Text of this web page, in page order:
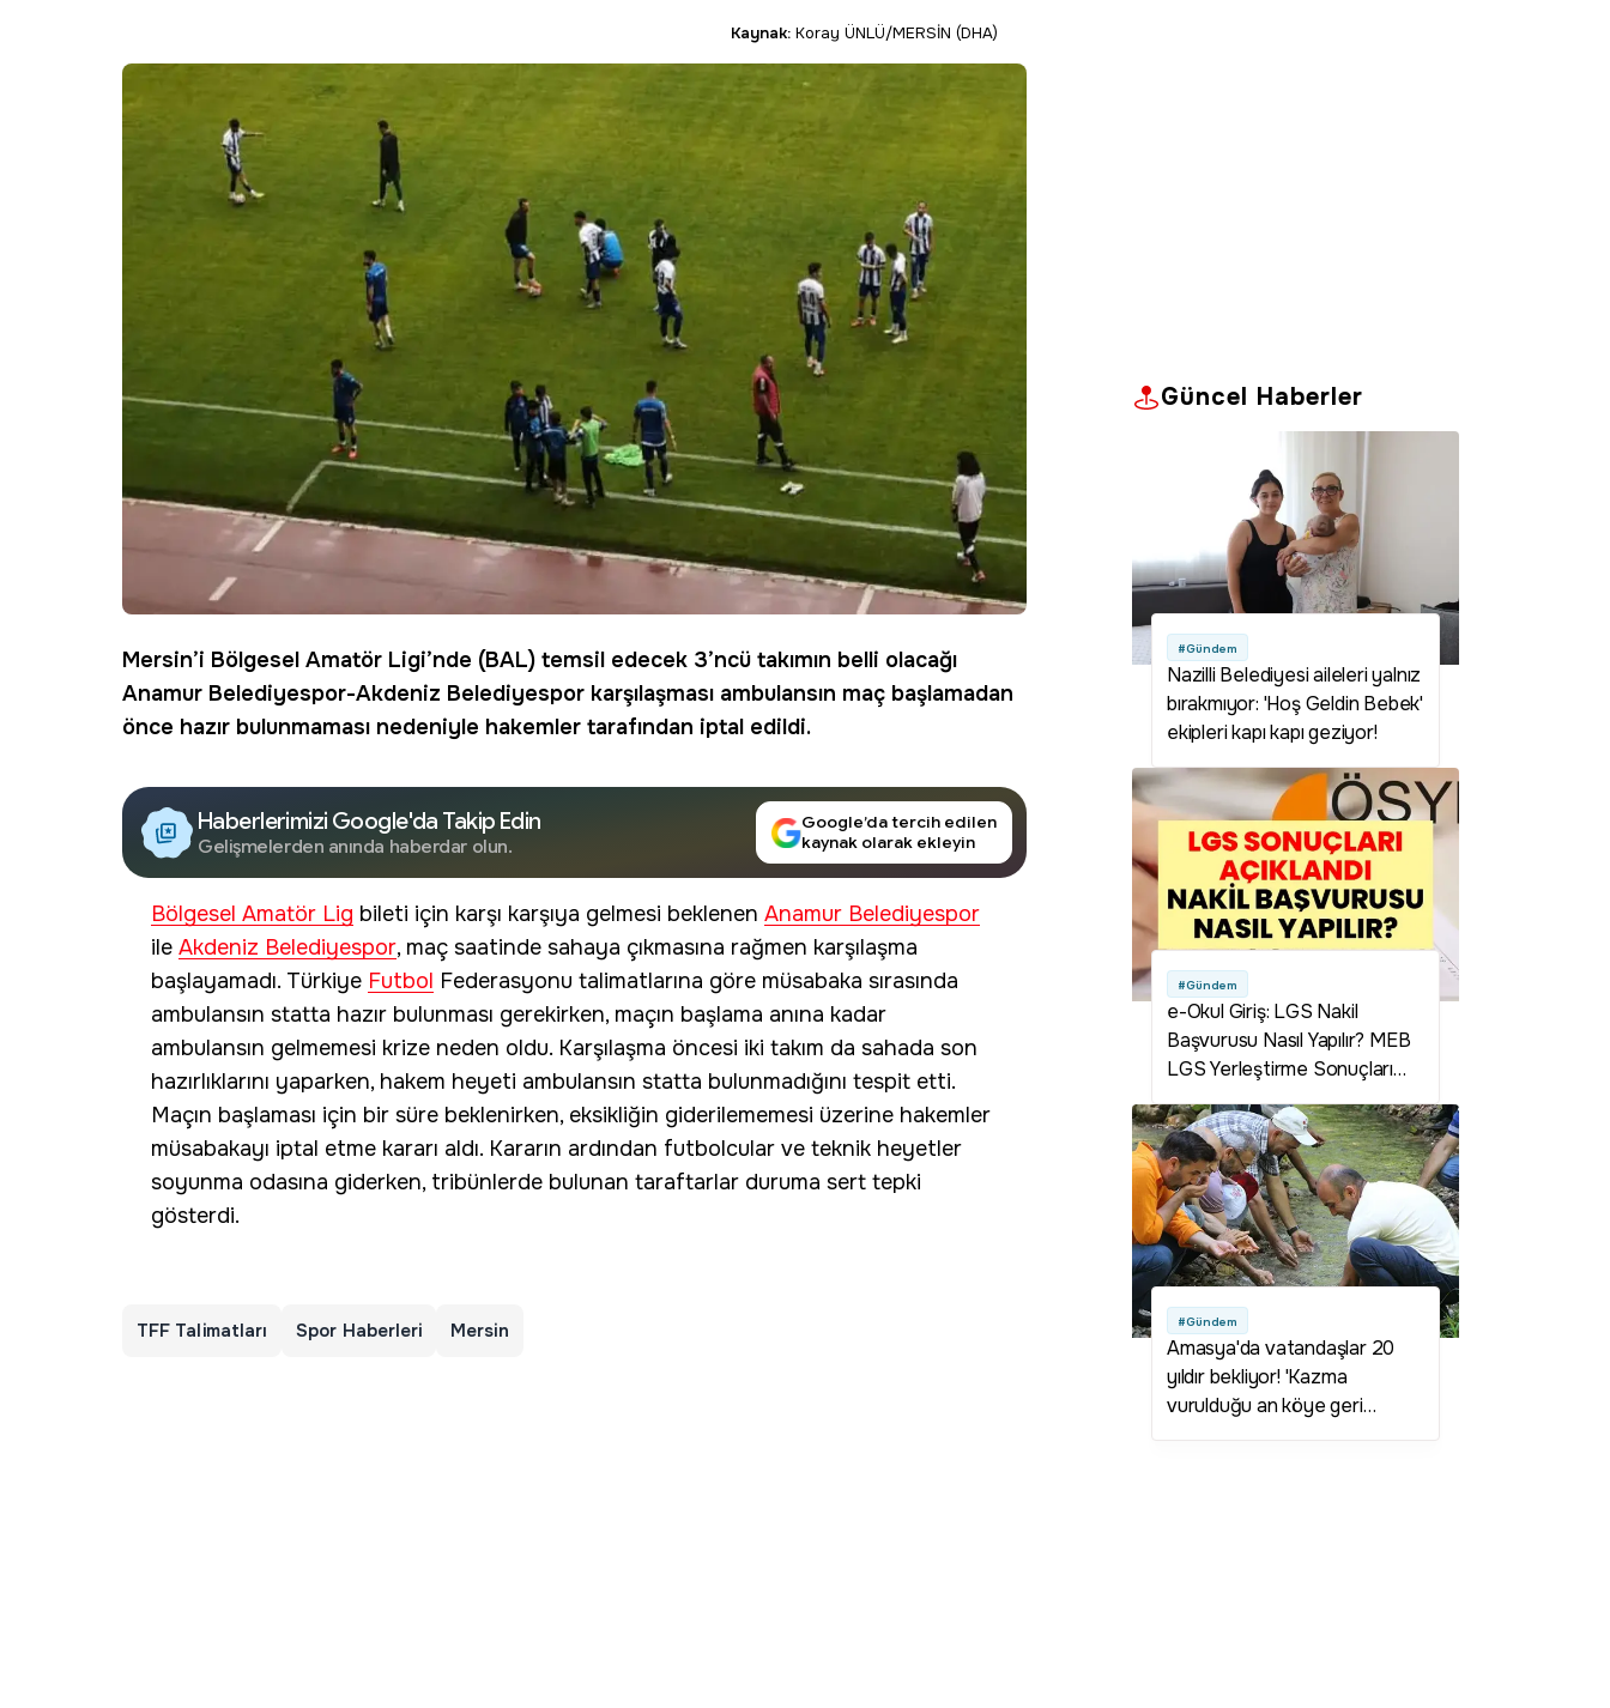
Kaynak: Koray ÜNLÜ/MERSİN (DHA)
Mersin’i Bölgesel Amatör Ligi’nde (BAL) temsil edecek 3’ncü takımın belli olacağı
Anamur Belediyespor-Akdeniz Belediyespor karşılaşması ambulansın maç başlamadan
önce hazır bulunmaması nedeniyle hakemler tarafından iptal edildi.
Haberlerimizi Google'da Takip Edin
Gelişmelerden anında haberdar olun.
Google’da tercih edilen
kaynak olarak ekleyin
Bölgesel Amatör Lig bileti için karşı karşıya gelmesi beklenen Anamur Belediyespor
ile Akdeniz Belediyespor, maç saatinde sahaya çıkmasına rağmen karşılaşma
başlayamadı. Türkiye Futbol Federasyonu talimatlarına göre müsabaka sırasında
ambulansın statta hazır bulunması gerekirken, maçın başlama anına kadar
ambulansın gelmemesi krize neden oldu. Karşılaşma öncesi iki takım da sahada son
hazırlıklarını yaparken, hakem heyeti ambulansın statta bulunmadığını tespit etti.
Maçın başlaması için bir süre beklenirken, eksikliğin giderilememesi üzerine hakemler
müsabakayı iptal etme kararı aldı. Kararın ardından futbolcular ve teknik heyetler
soyunma odasına giderken, tribünlerde bulunan taraftarlar duruma sert tepki
gösterdi.
TFF Talimatları Spor Haberleri Mersin
Güncel Haberler
#Gündem
Nazilli Belediyesi aileleri yalnız
bırakmıyor: 'Hoş Geldin Bebek'
ekipleri kapı kapı geziyor!
#Gündem
e-Okul Giriş: LGS Nakil
Başvurusu Nasıl Yapılır? MEB
LGS Yerleştirme Sonuçları
İşlemleri Nereden Yapılır?
#Gündem
Amasya'da vatandaşlar 20
yıldır bekliyor! 'Kazma
vurulduğu an köye geri